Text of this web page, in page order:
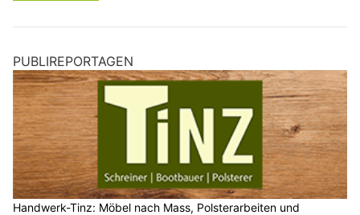
PUBLIREPORTAGEN
Handwerk-Tinz: Möbel nach Mass, Polsterarbeiten und